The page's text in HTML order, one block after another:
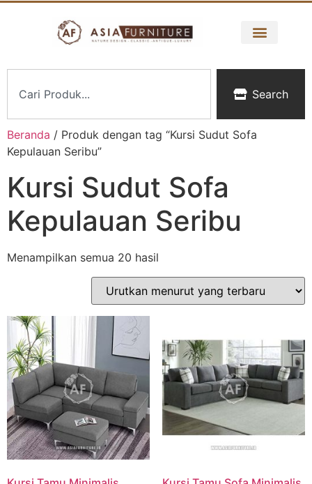
Search
Beranda / Produk dengan tag “Kursi Sudut Sofa
Kepulauan Seribu”
Kursi Sudut Sofa
Kepulauan Seribu
Menampilkan semua 20 hasil